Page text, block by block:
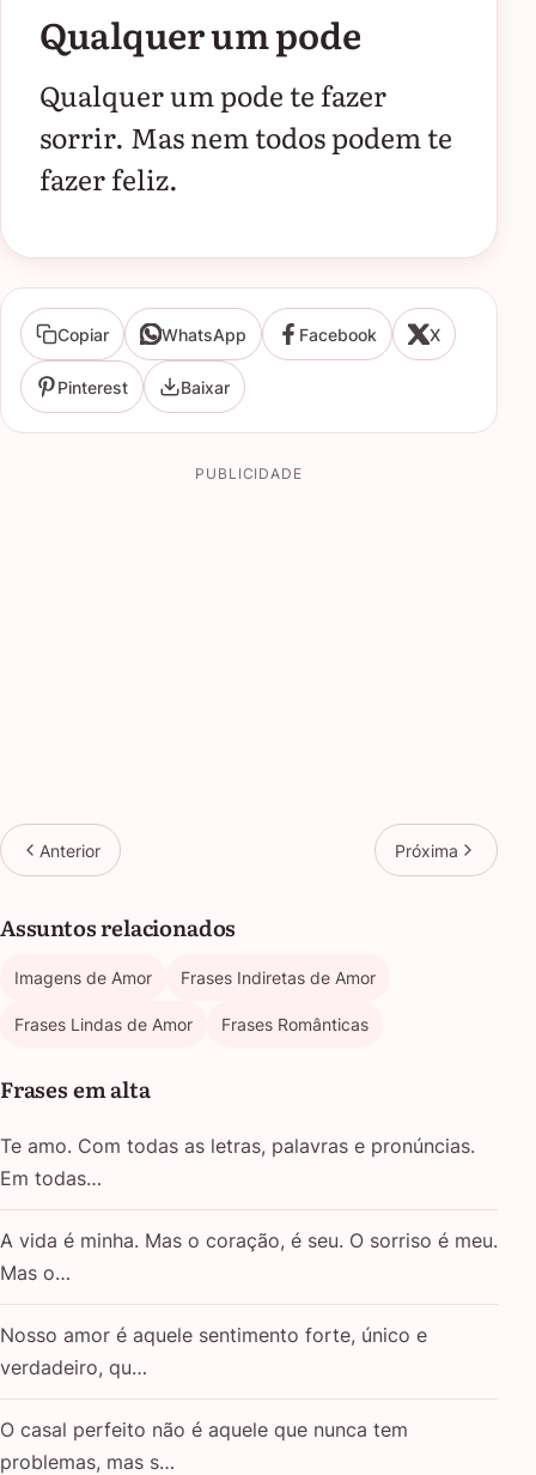
Qualquer um pode
Qualquer um pode te fazer
sorrir. Mas nem todos podem te
fazer feliz.
Copiar WhatsApp Facebook X
Pinterest Baixar
PUBLICIDADE
Anterior Próxima
Assuntos relacionados
Imagens de Amor Frases Indiretas de Amor
Frases Lindas de Amor Frases Românticas
Frases em alta
Te amo. Com todas as letras, palavras e pronúncias.
Em todas…
A vida é minha. Mas o coração, é seu. O sorriso é meu.
Mas o…
Nosso amor é aquele sentimento forte, único e
verdadeiro, qu…
O casal perfeito não é aquele que nunca tem
problemas, mas s…